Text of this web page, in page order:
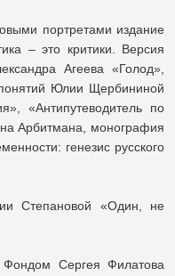
портретами издание
– это критики. Версия
Агеева «Голод»,
Юлии Щербининой
«Антипутеводитель по
Арбитмана, монография
генезис русского
Степановой «Один, не
Сергея Филатова